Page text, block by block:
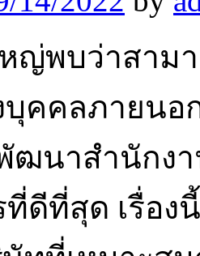
ญ่พบว่าสาม
บุคคลภายน
ฒนาสำนักง
ที่ดีที่สุด เรื่อ